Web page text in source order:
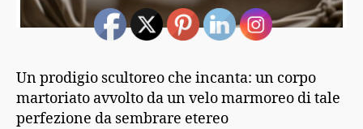
Un prodigio scultoreo che incanta: un corpo
martoriato avvolto da un velo marmoreo di tale
perfezione da sembrare etereo